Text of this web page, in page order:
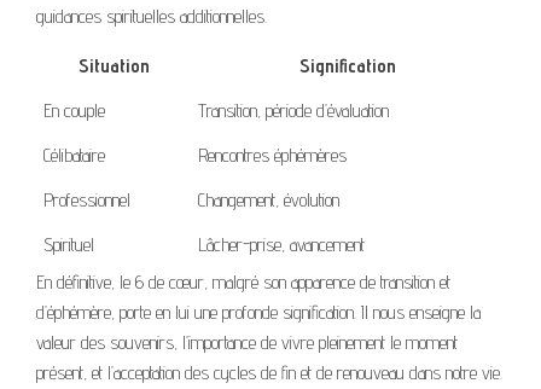
guidances spirituelles additionnelles.
Situation
Signification
En couple
Transition, période d’évaluation
Célibataire
Rencontres éphémères
Professionnel
Changement, évolution
Spirituel
Lâcher-prise, avancement
En définitive, le 6 de cœur, malgré son apparence de transition et
d’éphémère, porte en lui une profonde signification. Il nous enseigne la
valeur des souvenirs, l’importance de vivre pleinement le moment
présent, et l’acceptation des cycles de fin et de renouveau dans notre vie.